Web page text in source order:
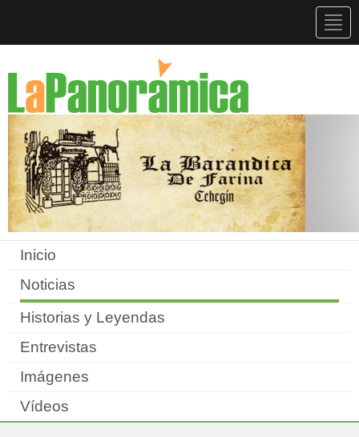
Inicio
Noticias
Historias y Leyendas
Entrevistas
Imágenes
Vídeos